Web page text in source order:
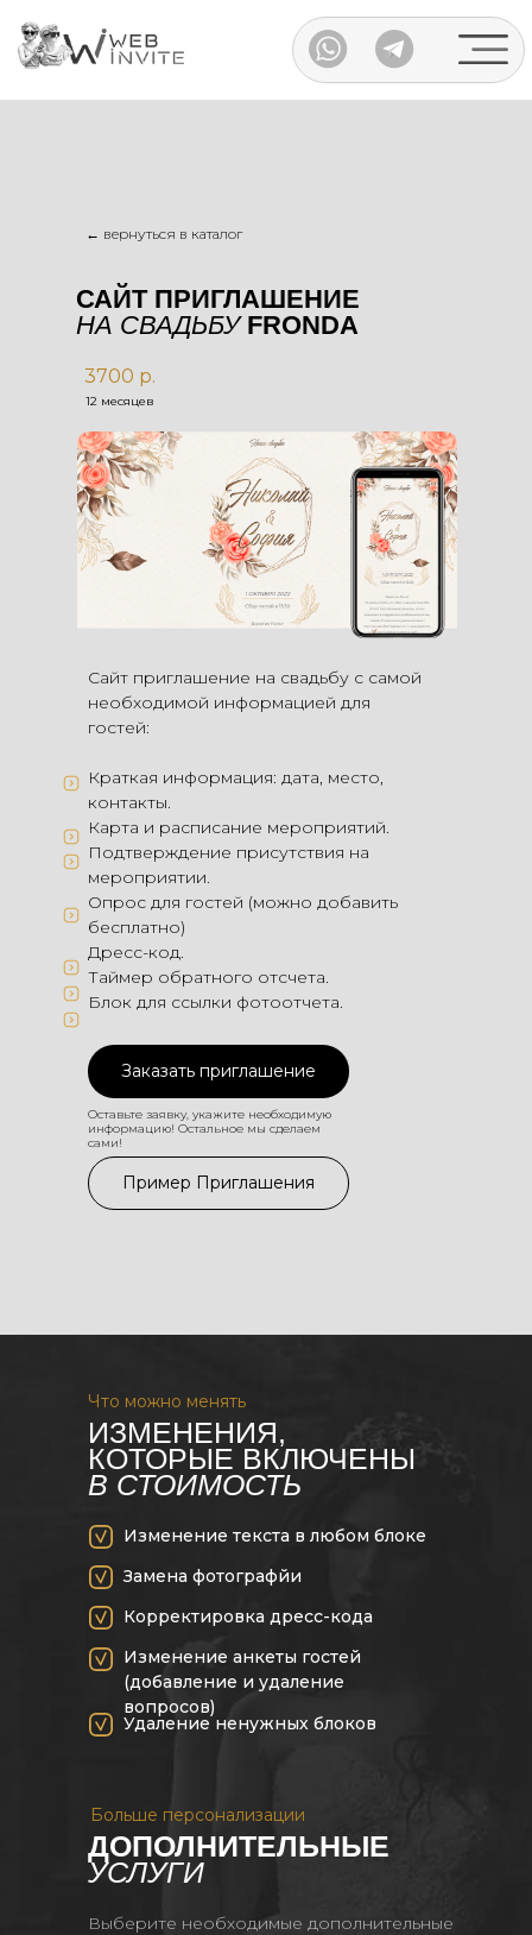
Каталог
САЙТ ПРИГЛАШЕНИЕ
НА СВАДЬБУFRONDA
Сайт приглашение на свадьбу с самой
необходимой информацией для
гостей:
Краткая информация: дата, место,
контакты.
Карта и расписание мероприятий.
Подтверждение присутствия на
мероприятии.
Опрос для гостей (можно добавить
бесплатно)
Дресс-код.
Таймер обратного отсчета.
Блок для ссылки фотоотчета.
Заказать приглашение
Пример Приглашения
3700 р.
← вернуться в каталог
Оставьте заявку, укажите необходимую
информацию! Остальное мы сделаем
сами!
12 месяцев
ДОПОЛНИТЕЛЬНЫЕ
УСЛУГИ
Больше персонализации
Выберите необходимые дополнительные
Изменение текста в любом блоке
Замена фотографйи
Корректировка дресс-кода
Изменение анкеты гостей
(добавление и удаление
вопросов)
Удаление ненужных блоков
Что можно менять
ИЗМЕНЕНИЯ,
КОТОРЫЕ ВКЛЮЧЕНЫ
В СТОИМОСТЬ